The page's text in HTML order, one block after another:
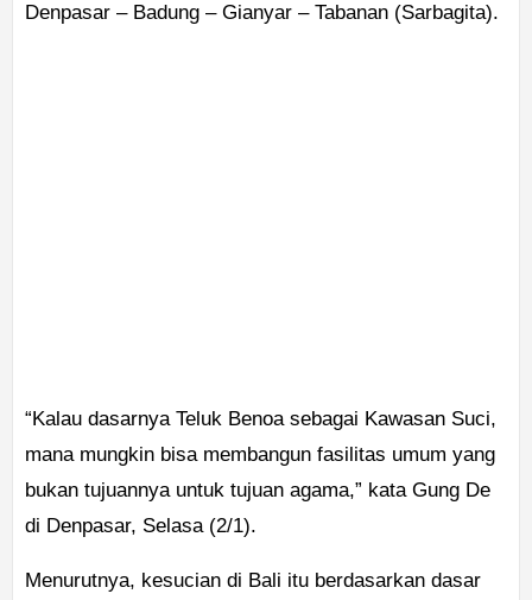
Denpasar – Badung – Gianyar – Tabanan (Sarbagita).
“Kalau dasarnya Teluk Benoa sebagai Kawasan Suci,
mana mungkin bisa membangun fasilitas umum yang
bukan tujuannya untuk tujuan agama,” kata Gung De
di Denpasar, Selasa (2/1).
Menurutnya, kesucian di Bali itu berdasarkan dasar